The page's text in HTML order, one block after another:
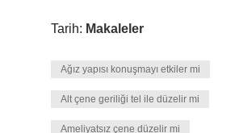
Tarih: Makaleler
Ağız yapısı konuşmayı etkiler mi
Alt çene geriliği tel ile düzelir mi
Ameliyatsız çene düzelir mi